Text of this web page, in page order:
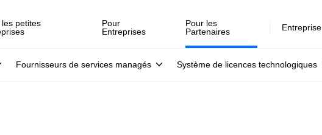
les petites
Pour
Entreprises
Pour les
Partenaires
Fournisseurs de services managés Système de licences technologiques
Entreprise